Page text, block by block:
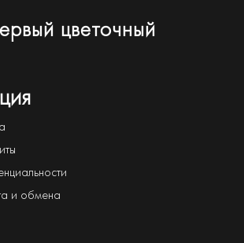
цветочный
и обмена